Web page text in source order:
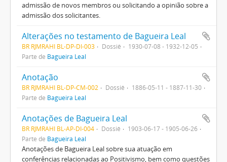
admissão de novos membros ou solicitando a opinião sobre a
admissão dos solicitantes.
Alterações no testamento de Bagueira Leal
BR RJMRAHI BL-DP-DI-003 Dossiê
1930-07-08 - 1932-12-05
Parte de Bagueira Leal
Anotação
BR RJMRAHI BL-DP-CM-002 Dossiê
1886-05-11 - 1887-11-30
Parte de Bagueira Leal
Anotações de Bagueira Leal
BR RJMRAHI BL-AP-DI-004 Dossiê
1903-06-17 - 1905-06-26
Parte de Bagueira Leal
Anotações de Bagueira Leal sobre sua atuação em
conferências relacionadas ao Positivismo, bem como questões